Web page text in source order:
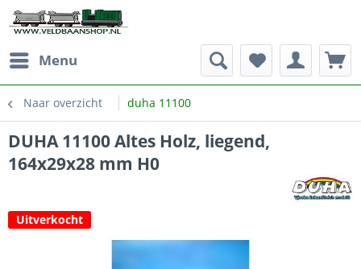
Menu
Naar overzicht duha 11100
DUHA 11100 Altes Holz, liegend,
164x29x28 mm H0
Uitverkocht